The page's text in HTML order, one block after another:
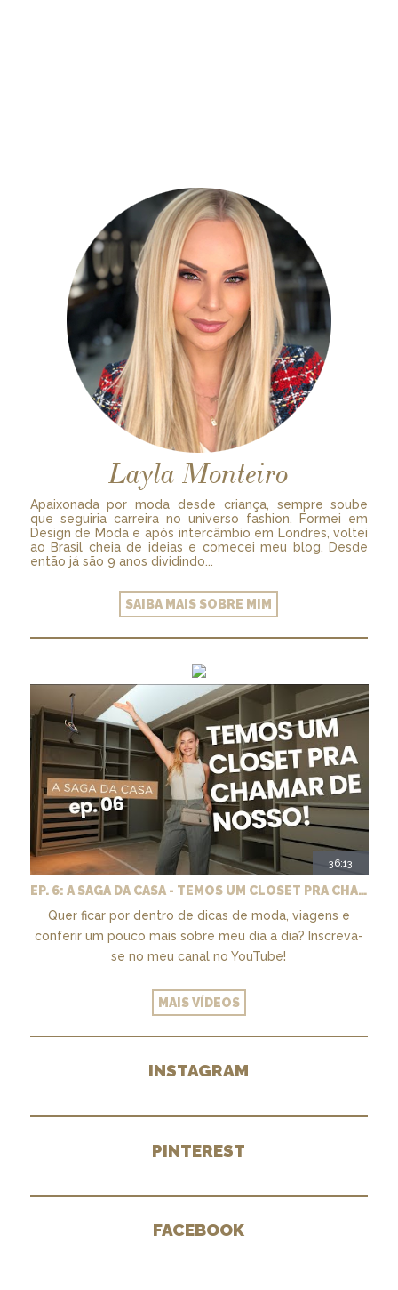
Layla Monteiro
Apaixonada por moda desde criança, sempre soube
que seguiria carreira no universo fashion. Formei em
Design de Moda e após intercâmbio em Londres, voltei
ao Brasil cheia de ideias e comecei meu blog. Desde
então já são 9 anos dividindo...
SAIBA MAIS SOBRE MIM
36:13
EP. 6: A SAGA DA CASA - TEMOS UM CLOSET PRA CHAMAR DE NOSSO + MARCENARIA E PAISAGISMO
Quer ficar por dentro de dicas de moda, viagens e
conferir um pouco mais sobre meu dia a dia? Inscreva-
se no meu canal no YouTube!
MAIS VÍDEOS
INSTAGRAM
PINTEREST
FACEBOOK